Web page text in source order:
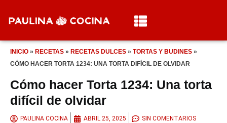
INICIO » RECETAS » RECETAS DULCES » TORTAS Y BUDINES »
CÓMO HACER TORTA 1234: UNA TORTA DIFÍCIL DE OLVIDAR
Cómo hacer Torta 1234: Una torta
difícil de olvidar
PAULINA COCINA ABRIL 25, 2025 SIN COMENTARIOS